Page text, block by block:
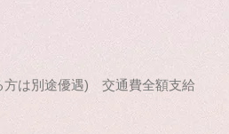
方は別途優遇) 交通費全額支給